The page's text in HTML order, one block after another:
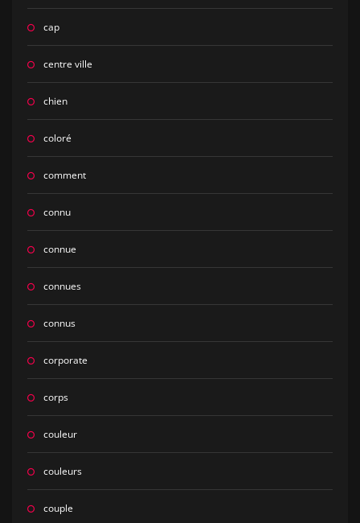
cap
centre ville
chien
coloré
comment
connu
connue
connues
connus
corporate
corps
couleur
couleurs
couple